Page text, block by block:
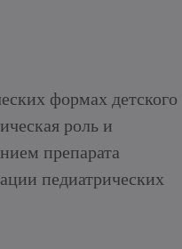
формах детского
роль и
препарата
педиатрических